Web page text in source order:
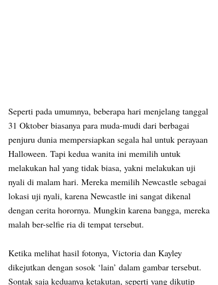
Seperti pada umumnya, beberapa hari menjelang tanggal
31 Oktober biasanya para muda-mudi dari berbagai
penjuru dunia mempersiapkan segala hal untuk perayaan
Halloween. Tapi kedua wanita ini memilih untuk
melakukan hal yang tidak biasa, yakni melakukan uji
nyali di malam hari. Mereka memilih Newcastle sebagai
lokasi uji nyali, karena Newcastle ini sangat dikenal
dengan cerita horornya. Mungkin karena bangga, mereka
malah ber-selfie ria di tempat tersebut.
Ketika melihat hasil fotonya, Victoria dan Kayley
dikejutkan dengan sosok ‘lain’ dalam gambar tersebut.
Sontak saja keduanya ketakutan, seperti yang dikutip